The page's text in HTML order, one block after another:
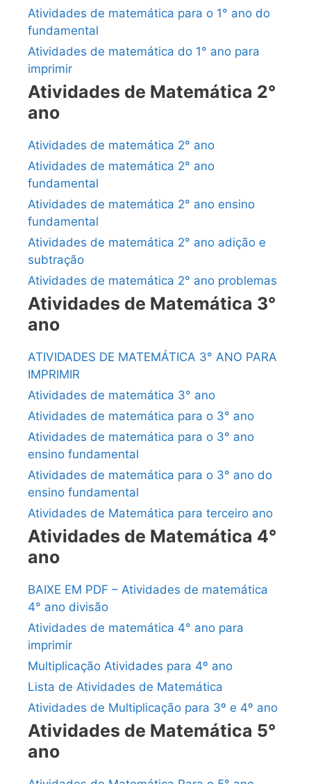
Atividades de matemática para o 1° ano do
fundamental
Atividades de matemática do 1° ano para
imprimir
Atividades de Matemática 2°
ano
Atividades de matemática 2° ano
Atividades de matemática 2° ano
fundamental
Atividades de matemática 2° ano ensino
fundamental
Atividades de matemática 2° ano adição e
subtração
Atividades de matemática 2° ano problemas
Atividades de Matemática 3°
ano
ATIVIDADES DE MATEMÁTICA 3° ANO PARA
IMPRIMIR
Atividades de matemática 3° ano
Atividades de matemática para o 3° ano
Atividades de matemática para o 3° ano
ensino fundamental
Atividades de matemática para o 3° ano do
ensino fundamental
Atividades de Matemática para terceiro ano
Atividades de Matemática 4°
ano
BAIXE EM PDF – Atividades de matemática
4° ano divisão
Atividades de matemática 4° ano para
imprimir
Multiplicação Atividades para 4º ano
Lista de Atividades de Matemática
Atividades de Multiplicação para 3º e 4º ano
Atividades de Matemática 5°
ano